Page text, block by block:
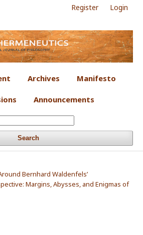
Archives Manifesto
Announcements
Search
Register Login
Bernhard Waldenfels’
Margins, Abysses, and Enigmas of